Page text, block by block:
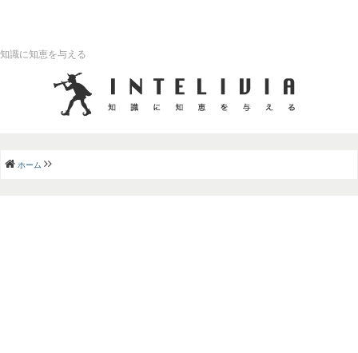
知識に知恵を与える
ホーム